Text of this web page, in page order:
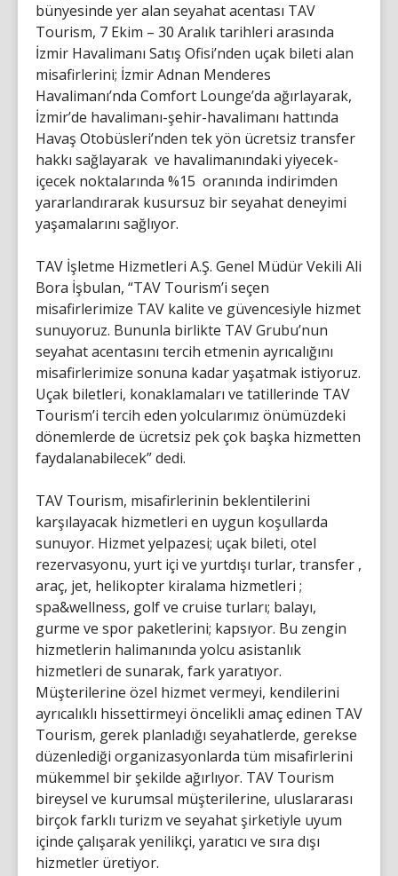
bünyesinde yer alan seyahat acentası TAV
Tourism, 7 Ekim – 30 Aralık tarihleri arasında
İzmir Havalimanı Satış Ofisi’nden uçak bileti alan
misafirlerini; İzmir Adnan Menderes
Havalimanı’nda Comfort Lounge’da ağırlayarak,
İzmir’de havalimanı-şehir-havalimanı hattında
Havaş Otobüsleri’nden tek yön ücretsiz transfer
hakkı sağlayarak ve havalimanındaki yiyecek-
içecek noktalarında %15 oranında indirimden
yararlandırarak kusursuz bir seyahat deneyimi
yaşamalarını sağlıyor.
TAV İşletme Hizmetleri A.Ş. Genel Müdür Vekili Ali
Bora İşbulan, “TAV Tourism’i seçen
misafirlerimize TAV kalite ve güvencesiyle hizmet
sunuyoruz. Bununla birlikte TAV Grubu’nun
seyahat acentasını tercih etmenin ayrıcalığını
misafirlerimize sonuna kadar yaşatmak istiyoruz.
Uçak biletleri, konaklamaları ve tatillerinde TAV
Tourism’i tercih eden yolcularımız önümüzdeki
dönemlerde de ücretsiz pek çok başka hizmetten
faydalanabilecek” dedi.
TAV Tourism, misafirlerinin beklentilerini
karşılayacak hizmetleri en uygun koşullarda
sunuyor. Hizmet yelpazesi; uçak bileti, otel
rezervasyonu, yurt içi ve yurtdışı turlar, transfer ,
araç, jet, helikopter kiralama hizmetleri ;
spa&wellness, golf ve cruise turları; balayı,
gurme ve spor paketlerini; kapsıyor. Bu zengin
hizmetlerin halimanında yolcu asistanlık
hizmetleri de sunarak, fark yaratıyor.
Müşterilerine özel hizmet vermeyi, kendilerini
ayrıcalıklı hissettirmeyi öncelikli amaç edinen TAV
Tourism, gerek planladığı seyahatlerde, gerekse
düzenlediği organizasyonlarda tüm misafirlerini
mükemmel bir şekilde ağırlıyor. TAV Tourism
bireysel ve kurumsal müşterilerine, uluslararası
birçok farklı turizm ve seyahat şirketiyle uyum
içinde çalışarak yenilikçi, yaratıcı ve sıra dışı
hizmetler üretiyor.